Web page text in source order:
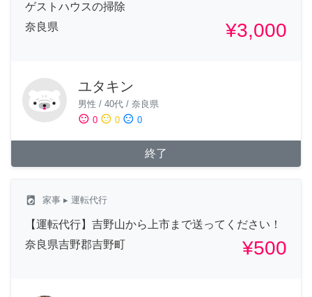
ゲストハウスの掃除
奈良県
¥3,000
ユタキン
男性 / 40代 / 奈良県
sentiment_satisfied 0 sentiment_neutral 0 sentiment_dissatisfied 0
終了
local_laundry_service 家事 ▸ 運転代行
【運転代行】吉野山から上市まで送ってください！
奈良県吉野郡吉野町
¥500